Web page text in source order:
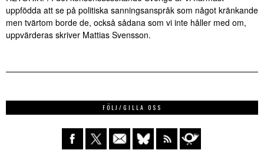
uppfödda att se på politiska sanningsanspråk som något kränkande
men tvärtom borde de, också sådana som vi inte håller med om,
uppvärderas skriver Mattias Svensson.
FÖLJ/GILLA OSS